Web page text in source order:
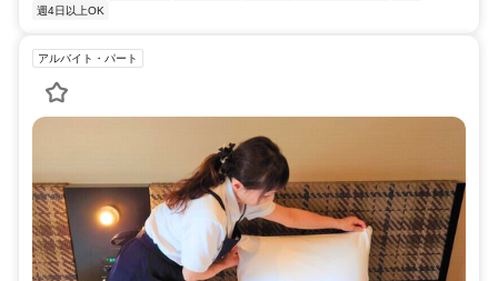
週4日以上OK
アルバイト・パート